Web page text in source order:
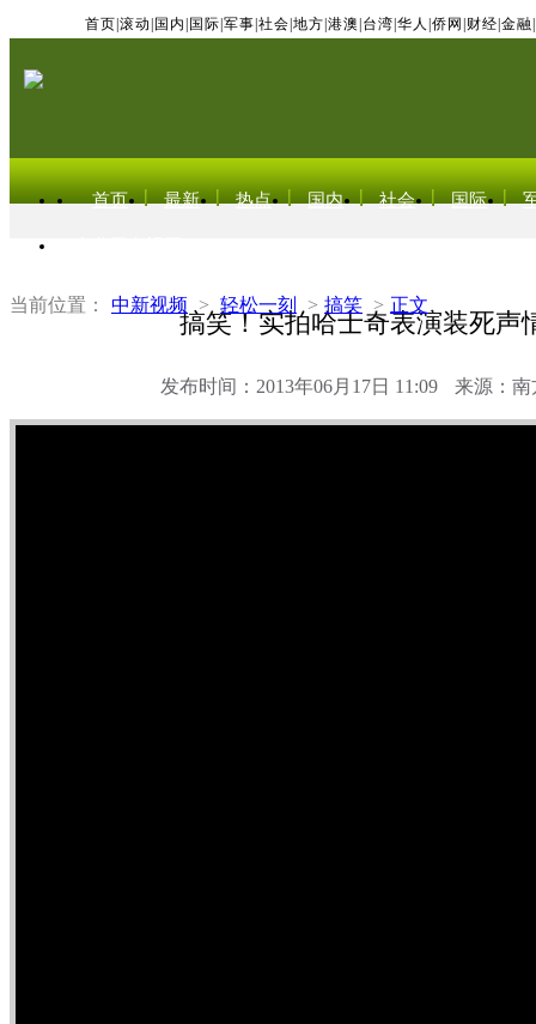
首页 滚动 国内 国际 军事 社会 地方 港澳 台湾 华人 侨网 财经 金融
首页 最新 热点 国内 社会 国际
当前位置： 中新视频 > 轻松一刻 > 搞笑 > 正文
搞笑！实拍哈士奇表演装死声
发布时间：2013年06月17日 11:09 来源：南